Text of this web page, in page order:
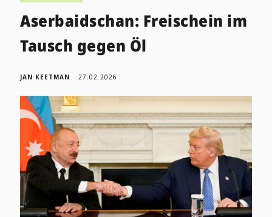
Aserbaidschan: Freischein im
Tausch gegen Öl
JAN KEETMAN 27.02.2026